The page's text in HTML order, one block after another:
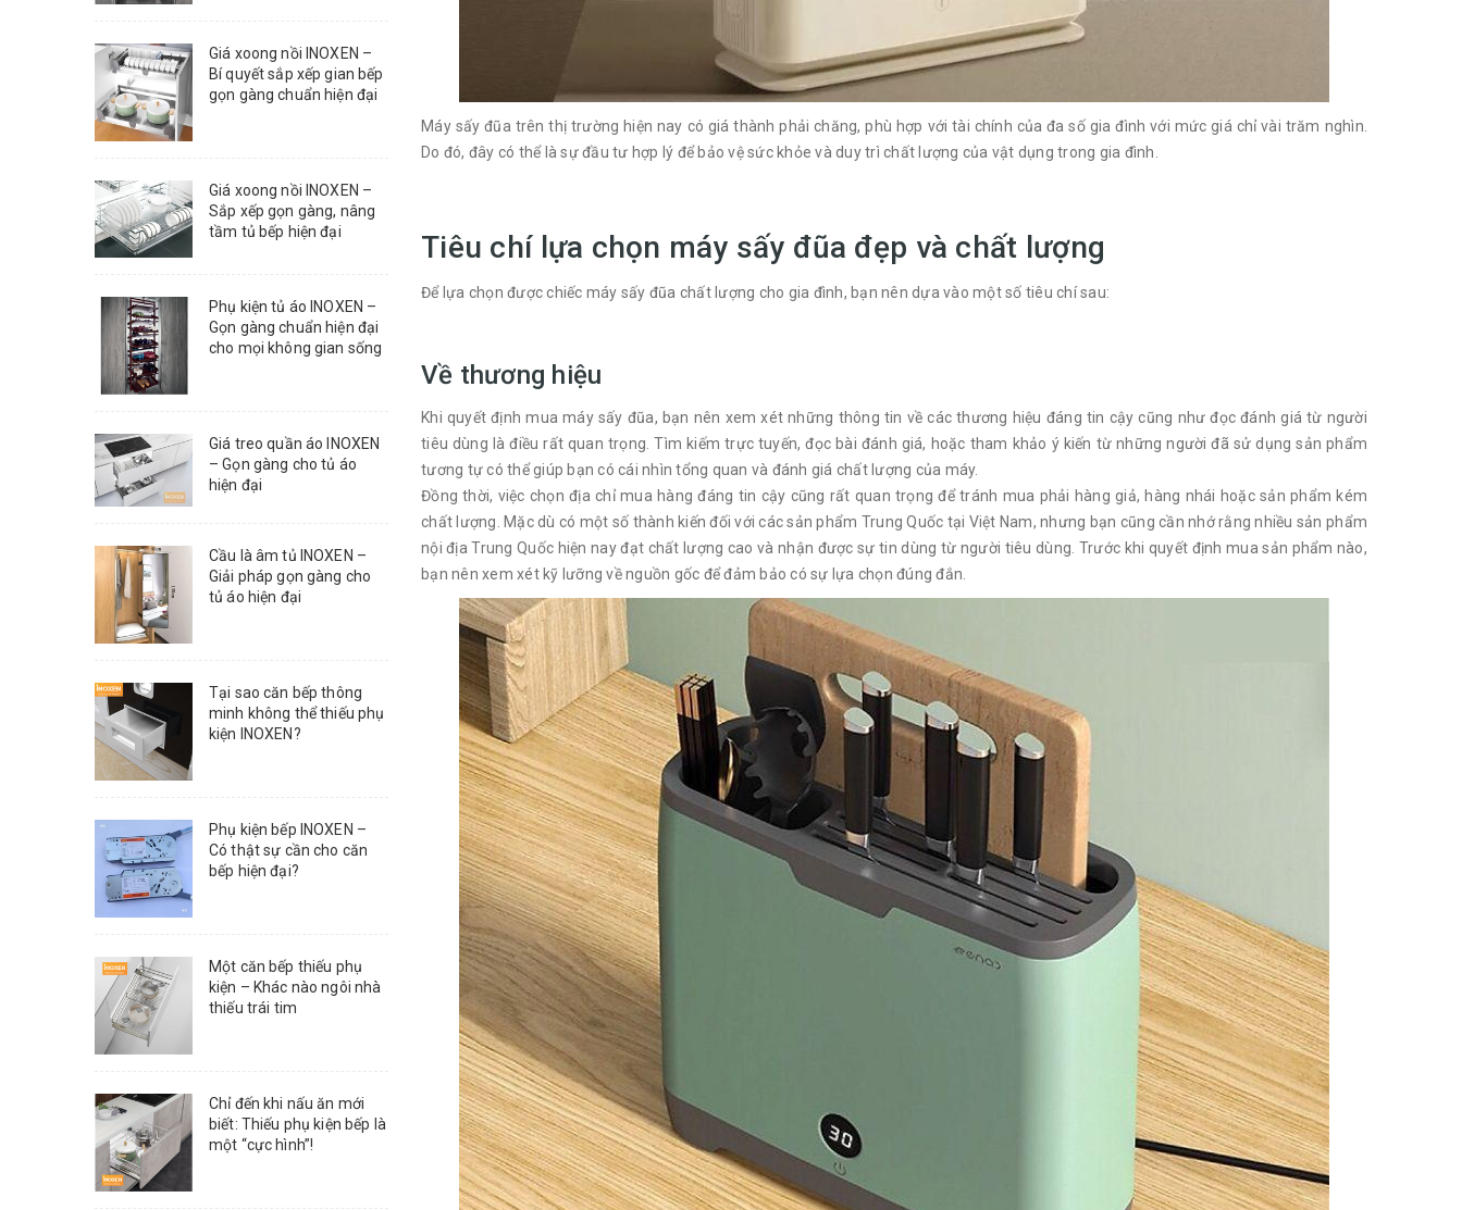
Máy sấy đũa trên thị trường hiện nay có giá thành phải chăng, phù hợp với tài chính của đa số gia đình với mức giá chỉ vài trăm nghìn.
Do đó, đây có thể là sự đầu tư hợp lý để bảo vệ sức khỏe và duy trì chất lượng của vật dụng trong gia đình.
Tiêu chí lựa chọn máy sấy đũa đẹp và chất lượng
Để lựa chọn được chiếc máy sấy đũa chất lượng cho gia đình, bạn nên dựa vào một số tiêu chí sau:
Về thương hiệu
Khi quyết định mua máy sấy đũa, bạn nên xem xét những thông tin về các thương hiệu đáng tin cậy cũng như đọc đánh giá từ người
tiêu dùng là điều rất quan trọng. Tìm kiếm trực tuyến, đọc bài đánh giá, hoặc tham khảo ý kiến từ những người đã sử dụng sản phẩm
tương tự có thể giúp bạn có cái nhìn tổng quan và đánh giá chất lượng của máy.
Đồng thời, việc chọn địa chỉ mua hàng đáng tin cậy cũng rất quan trọng để tránh mua phải hàng giả, hàng nhái hoặc sản phẩm kém
chất lượng. Mặc dù có một số thành kiến đối với các sản phẩm Trung Quốc tại Việt Nam, nhưng bạn cũng cần nhớ rằng nhiều sản phẩm
nội địa Trung Quốc hiện nay đạt chất lượng cao và nhận được sự tin dùng từ người tiêu dùng. Trước khi quyết định mua sản phẩm nào,
bạn nên xem xét kỹ lưỡng về nguồn gốc để đảm bảo có sự lựa chọn đúng đắn.
Giá xoong nồi INOXEN –
Bí quyết sắp xếp gian bếp
gọn gàng chuẩn hiện đại
Giá xoong nồi INOXEN –
Sắp xếp gọn gàng, nâng
tầm tủ bếp hiện đại
Phụ kiện tủ áo INOXEN –
Gọn gàng chuẩn hiện đại
cho mọi không gian sống
Giá treo quần áo INOXEN
– Gọn gàng cho tủ áo
hiện đại
Cầu là âm tủ INOXEN –
Giải pháp gọn gàng cho
tủ áo hiện đại
Tại sao căn bếp thông
minh không thể thiếu phụ
kiện INOXEN?
Phụ kiện bếp INOXEN –
Có thật sự cần cho căn
bếp hiện đại?
Một căn bếp thiếu phụ
kiện – Khác nào ngôi nhà
thiếu trái tim
Chỉ đến khi nấu ăn mới
biết: Thiếu phụ kiện bếp là
một “cực hình”!